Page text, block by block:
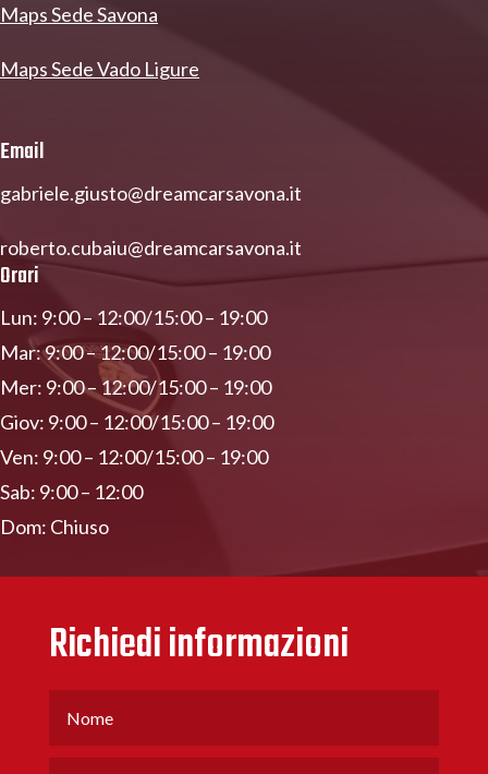
Maps Sede Savona
Maps Sede Vado Ligure
Email
gabriele.giusto@dreamcarsavona.it
roberto.cubaiu@dreamcarsavona.it
Orari
Lun: 9:00 – 12:00/15:00 – 19:00
Mar: 9:00 – 12:00/15:00 – 19:00
Mer: 9:00 – 12:00/15:00 – 19:00
Giov: 9:00 – 12:00/15:00 – 19:00
Ven: 9:00 – 12:00/15:00 – 19:00
Sab: 9:00 – 12:00
Dom: Chiuso
Richiedi informazioni